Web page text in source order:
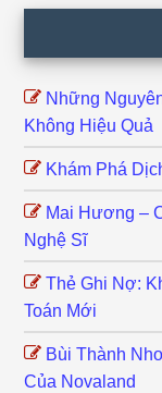
Những
Không Hiệu Quả
Khám Phá
Mai Hương –
Nghệ Sĩ
Thẻ Ghi Nợ:
Toán Mới
Bùi Thành
Của Novaland